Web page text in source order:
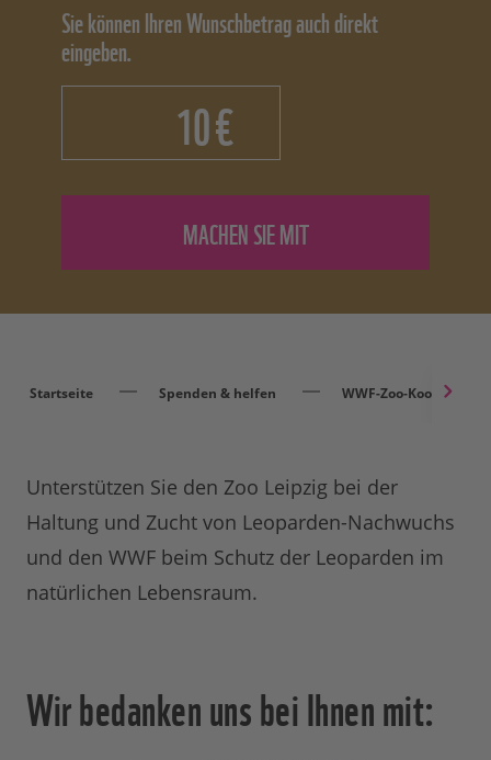
Sie können Ihren Wunschbetrag auch direkt
eingeben.
€
Startseite Spenden & helfen WWF-Zoo-
Unterstützen Sie den Zoo Leipzig bei der
Haltung und Zucht von Leoparden-Nachwuchs
und den WWF beim Schutz der Leoparden im
natürlichen Lebensraum.
Wir bedanken uns bei Ihnen mit: